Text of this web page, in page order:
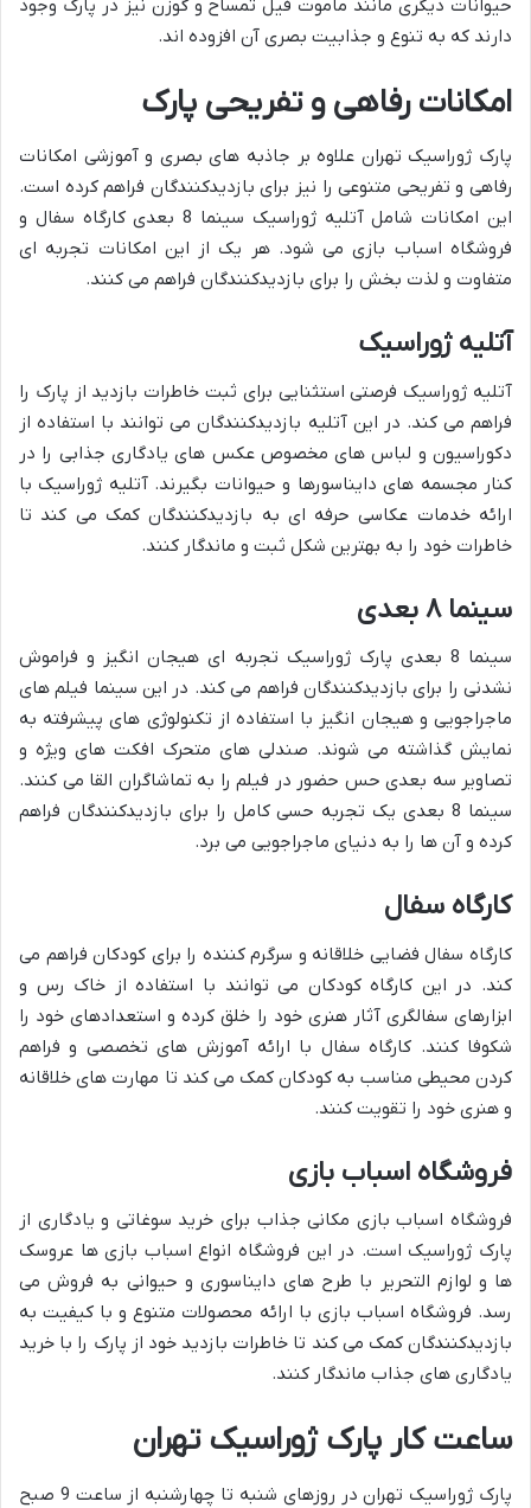
حیوانات دیگری مانند ماموت فیل تمساح و گوزن نیز در پارک وجود
دارند که به تنوع و جذابیت بصری آن افزوده اند.
امکانات رفاهی و تفریحی پارک
پارک ژوراسیک تهران علاوه بر جاذبه های بصری و آموزشی امکانات
رفاهی و تفریحی متنوعی را نیز برای بازدیدکنندگان فراهم کرده است.
این امکانات شامل آتلیه ژوراسیک سینما 8 بعدی کارگاه سفال و
فروشگاه اسباب بازی می شود. هر یک از این امکانات تجربه ای
متفاوت و لذت بخش را برای بازدیدکنندگان فراهم می کنند.
آتلیه ژوراسیک
آتلیه ژوراسیک فرصتی استثنایی برای ثبت خاطرات بازدید از پارک را
فراهم می کند. در این آتلیه بازدیدکنندگان می توانند با استفاده از
دکوراسیون و لباس های مخصوص عکس های یادگاری جذابی را در
کنار مجسمه های دایناسورها و حیوانات بگیرند. آتلیه ژوراسیک با
ارائه خدمات عکاسی حرفه ای به بازدیدکنندگان کمک می کند تا
خاطرات خود را به بهترین شکل ثبت و ماندگار کنند.
سینما ۸ بعدی
سینما 8 بعدی پارک ژوراسیک تجربه ای هیجان انگیز و فراموش
نشدنی را برای بازدیدکنندگان فراهم می کند. در این سینما فیلم های
ماجراجویی و هیجان انگیز با استفاده از تکنولوژی های پیشرفته به
نمایش گذاشته می شوند. صندلی های متحرک افکت های ویژه و
تصاویر سه بعدی حس حضور در فیلم را به تماشاگران القا می کنند.
سینما 8 بعدی یک تجربه حسی کامل را برای بازدیدکنندگان فراهم
کرده و آن ها را به دنیای ماجراجویی می برد.
کارگاه سفال
کارگاه سفال فضایی خلاقانه و سرگرم کننده را برای کودکان فراهم می
کند. در این کارگاه کودکان می توانند با استفاده از خاک رس و
ابزارهای سفالگری آثار هنری خود را خلق کرده و استعدادهای خود را
شکوفا کنند. کارگاه سفال با ارائه آموزش های تخصصی و فراهم
کردن محیطی مناسب به کودکان کمک می کند تا مهارت های خلاقانه
و هنری خود را تقویت کنند.
فروشگاه اسباب بازی
فروشگاه اسباب بازی مکانی جذاب برای خرید سوغاتی و یادگاری از
پارک ژوراسیک است. در این فروشگاه انواع اسباب بازی ها عروسک
ها و لوازم التحریر با طرح های دایناسوری و حیوانی به فروش می
رسد. فروشگاه اسباب بازی با ارائه محصولات متنوع و با کیفیت به
بازدیدکنندگان کمک می کند تا خاطرات بازدید خود از پارک را با خرید
یادگاری های جذاب ماندگار کنند.
ساعت کار پارک ژوراسیک تهران
پارک ژوراسیک تهران در روزهای شنبه تا چهارشنبه از ساعت 9 صبح